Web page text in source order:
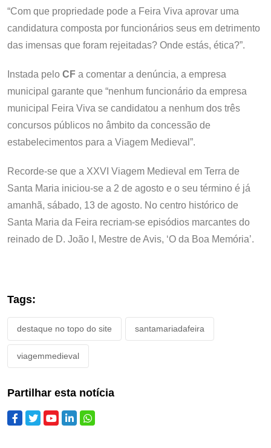
“Com que propriedade pode a Feira Viva aprovar uma
candidatura composta por funcionários seus em detrimento
das imensas que foram rejeitadas? Onde estás, ética?”.
Instada pelo CF a comentar a denúncia, a empresa
municipal garante que “nenhum funcionário da empresa
municipal Feira Viva se candidatou a nenhum dos três
concursos públicos no âmbito da concessão de
estabelecimentos para a Viagem Medieval”.
Recorde-se que a XXVI Viagem Medieval em Terra de
Santa Maria iniciou-se a 2 de agosto e o seu término é já
amanhã, sábado, 13 de agosto. No centro histórico de
Santa Maria da Feira recriam-se episódios marcantes do
reinado de D. João I, Mestre de Avis, ‘O da Boa Memória’.
Tags:
destaque no topo do site santamariadafeira
viagemmedieval
Partilhar esta notícia